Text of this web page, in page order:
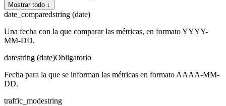
Mostrar todo ↓
date_comparedstring (date)
Una fecha con la que comparar las métricas, en formato YYYY-
MM-DD.
datestring (date)Obligatorio
Fecha para la que se informan las métricas en formato AAAA-MM-
DD.
traffic_modestring